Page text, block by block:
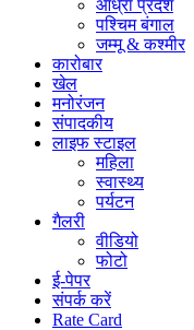
आंध्रा प्रदेश
पश्चिम बंगाल
जम्मू & कश्मीर
कारोबार
खेल
मनोरंजन
संपादकीय
लाइफ स्टाइल
महिला
स्वास्थ्य
पर्यटन
गैलरी
वीडियो
फोटो
ई-पेपर
संपर्क करें
Rate Card